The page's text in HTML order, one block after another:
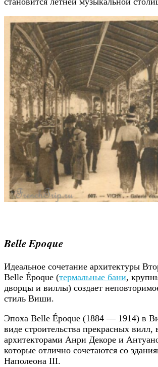
Belle Epoque
Идеальное сочетание архитектуры
Belle Époque (термальные бани,
дворцы и виллы) создает
стиль Виши.
Эпоха Belle Époque (1884 — 1914) в
виде строительства прекрасных вилл,
архитекторами Анри Декоре и
которые отлично сочетаются со
Наполеона III.